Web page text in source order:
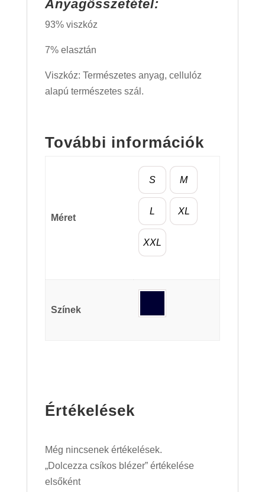
Anyagösszetétel:
93% viszkóz
7% elasztán
Viszkóz: Természetes anyag, cellulóz
alapú természetes szál.
További információk
Méret
S M
L XL
XXL
Színek
Értékelések
Még nincsenek értékelések.
„Dolcezza csíkos blézer” értékelése
elsőként